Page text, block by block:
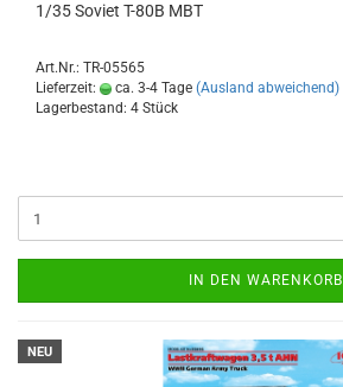
1/35 Soviet T-80B MBT
Art.Nr.: TR-05565
Lieferzeit:
ca. 3-4 Tage (Ausland abweichend)
Lagerbestand: 4 Stück
IN DEN WARENKORB
NEU